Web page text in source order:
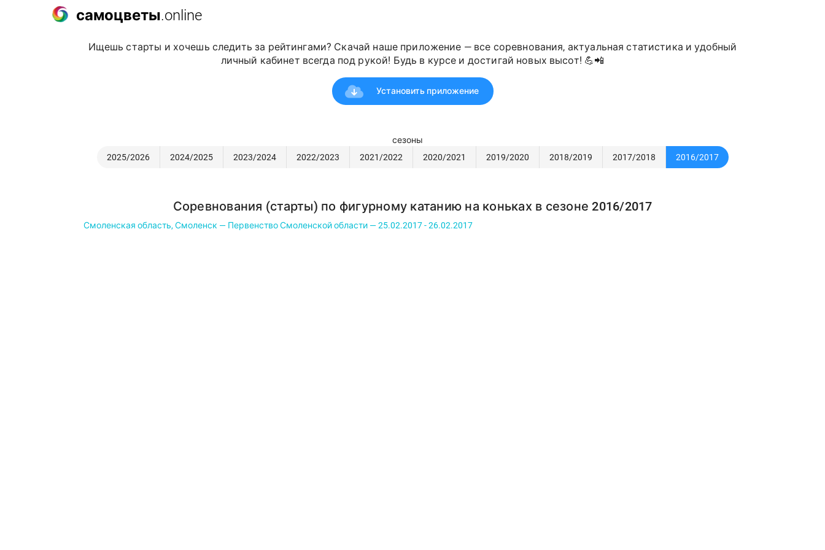
самоцветы.online
Ищешь старты и хочешь следить за рейтингами? Скачай наше приложение — все соревнования, актуальная статистика и удобный
личный кабинет всегда под рукой! Будь в курсе и достигай новых высот! 💪📲
Установить приложение
сезоны
2025/2026
2024/2025 2023/2024 2022/2023 2021/2022 2020/2021 2019/2020 2018/2019 2017/2018 2016/2017
Соревнования (старты) по фигурному катанию на коньках в сезоне 2016/2017
Смоленская область, Смоленск — Первенство Смоленской области — 25.02.2017 - 26.02.2017